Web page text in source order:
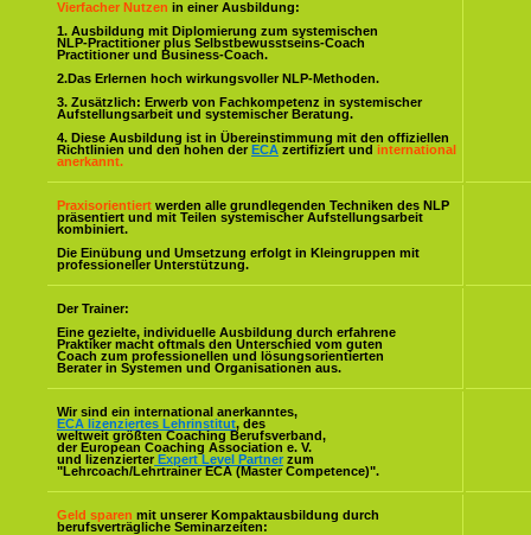
Vierfacher Nutzen in einer Ausbildung:
1. Ausbildung mit Diplomierung zum systemischen
NLP-Practitioner plus Selbstbewusstseins-Coach
Practitioner und Business-Coach.
2.Das Erlernen hoch wirkungsvoller NLP-Methoden.
3. Zusätzlich: Erwerb von Fachkompetenz in systemischer
Aufstellungsarbeit und systemischer Beratung.
4. Diese Ausbildung ist in Übereinstimmung mit den offiziellen
Richtlinien und den hohen der ECA zertifiziert und international
anerkannt.
Praxisorientiert werden alle grundlegenden Techniken des NLP
präsentiert und mit Teilen systemischer Aufstellungsarbeit
kombiniert.
Die Einübung und Umsetzung erfolgt in Kleingruppen mit
professioneller Unterstützung.
Der Trainer:
Eine gezielte, individuelle Ausbildung durch erfahrene
Praktiker macht oftmals den Unterschied vom guten
Coach zum professionellen und lösungsorientierten
Berater in Systemen und Organisationen aus.
Wir sind ein international anerkanntes,
ECA lizenziertes Lehrinstitut, des
weltweit größten Coaching Berufsverband,
der European Coaching Association e. V.
und lizenzierter Expert Level Partner zum
"Lehrcoach/Lehrtrainer ECA (Master Competence)".
Geld sparen mit unserer Kompaktausbildung durch
berufsverträgliche Seminarzeiten: